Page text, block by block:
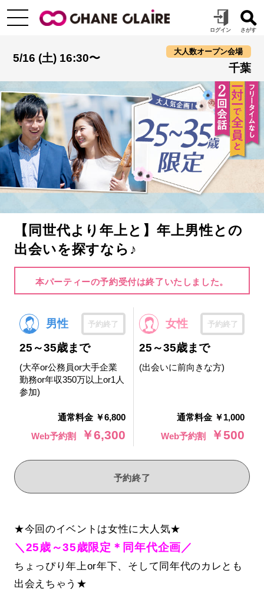
5/16 (土) 16:30〜
大人数オープン会場
千葉
【同世代より年上と】年上男性との
出会いを探すなら♪
本パーティーの予約受付は終了いたしました。
男性 予約終了
25～35歳まで
(大卒or公務員or大手企業
勤務or年収350万以上or1人
参加)
通常料金 ￥6,800
Web予約割
￥6,300
女性 予約終了
25～35歳まで
(出会いに前向きな方)
通常料金 ￥1,000
Web予約割
￥500
予約終了
★今回のイベントは女性に大人気★
＼25歳～35歳限定＊同年代企画／
ちょっぴり年上or年下、そして同年代のカレとも
出会えちゃう★